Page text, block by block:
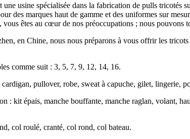
usine spécialisée dans la fabrication de pulls tricotés
des marques haut de gamme et des uniformes sur
vous êtes au cœur de nos préoccupations ; nous
en Chine, nous nous préparons à vous offrir les
comme suit : 3, 5, 7, 9, 12, 14, 16.
pullover, robe, sweat à capuche, gilet, lingerie,
: kit épais, manche bouffante, manche raglan, volant,
col roulé, cranté, col rond, col bateau.